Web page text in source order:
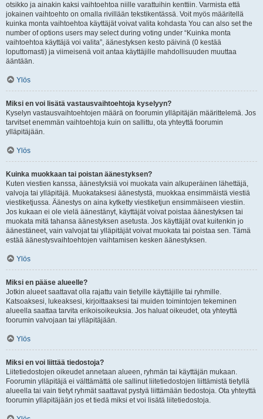
otsikko ja ainakin kaksi vaihtoehtoa niille varattuihin kenttiin. Varmista että
jokainen vaihtoehto on omalla rivillään tekstikentässä. Voit myös määritellä
kuinka monta vaihtoehtoa käyttäjät voivat valita kohdasta You can also set the
number of options users may select during voting under “Kuinka monta
vaihtoehtoa käyttäjä voi valita”, äänestyksen kesto päivinä (0 kestää
loputtomasti) ja viimeisenä voit antaa käyttäjille mahdollisuuden muuttaa
ääntään.
Ylös
Miksi en voi lisätä vastausvaihtoehtoja kyselyyn?
Kyselyn vastausvaihtoehtojen määrä on foorumin ylläpitäjän määrittelemä. Jos
tarvitset enemmän vaihtoehtoja kuin on sallittu, ota yhteyttä foorumin
ylläpitäjään.
Ylös
Kuinka muokkaan tai poistan äänestyksen?
Kuten viestien kanssa, äänestyksiä voi muokata vain alkuperäinen lähettäjä,
valvoja tai ylläpitäjä. Muokataksesi äänestystä, muokkaa ensimmäistä viestiä
viestiketjussa. Äänestys on aina kytketty viestiketjun ensimmäiseen viestiin.
Jos kukaan ei ole vielä äänestänyt, käyttäjät voivat poistaa äänestyksen tai
muokata mitä tahansa äänestyksen asetusta. Jos käyttäjät ovat kuitenkin jo
äänestäneet, vain valvojat tai ylläpitäjät voivat muokata tai poistaa sen. Tämä
estää äänestysvaihtoehtojen vaihtamisen kesken äänestyksen.
Ylös
Miksi en pääse alueelle?
Jotkin alueet saattavat olla rajattu vain tietyille käyttäjille tai ryhmille.
Katsoaksesi, lukeaksesi, kirjoittaaksesi tai muiden toimintojen tekeminen
alueella saattaa tarvita erikoisoikeuksia. Jos haluat oikeudet, ota yhteyttä
foorumin valvojaan tai ylläpitäjään.
Ylös
Miksi en voi liittää tiedostoja?
Liitetiedostojen oikeudet annetaan alueen, ryhmän tai käyttäjän mukaan.
Foorumin ylläpitäjä ei välttämättä ole sallinut liitetiedostojen liittämistä tietyllä
alueella tai vain tietyt ryhmät saattavat pystyä liittämään tiedostoja. Ota yhteyttä
foorumin ylläpitäjään jos et tiedä miksi et voi lisätä liitetiedostoja.